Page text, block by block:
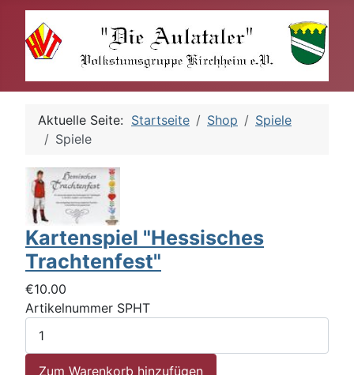
Aktuelle Seite: Startseite Shop
Spiele
Spiele
Kartenspiel "Hessisches
Trachtenfest"
€10.00
Artikelnummer SPHT